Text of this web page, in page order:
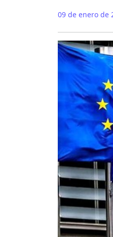
09 de enero de